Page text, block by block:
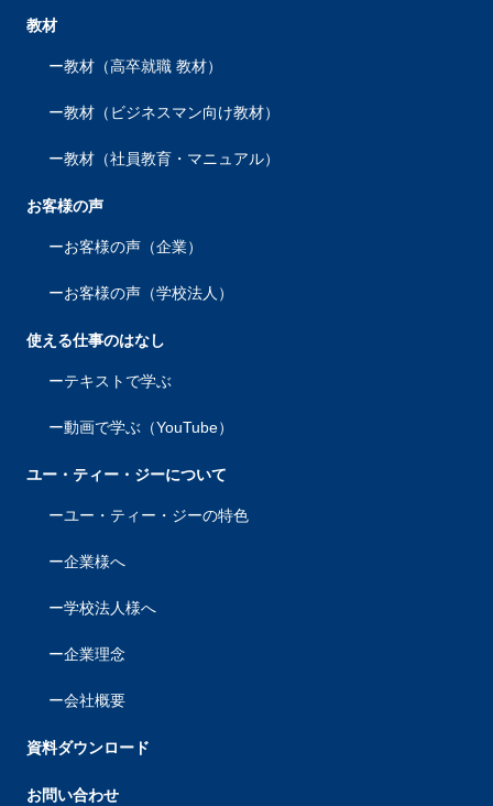
教材
教材（高卒就職 教材）
教材（ビジネスマン向け教材）
教材（社員教育・マニュアル）
お客様の声
お客様の声（企業）
お客様の声（学校法人）
使える仕事のはなし
テキストで学ぶ
動画で学ぶ（YouTube）
ユー・ティー・ジーについて
ユー・ティー・ジーの特色
企業様へ
学校法人様へ
企業理念
会社概要
資料ダウンロード
お問い合わせ